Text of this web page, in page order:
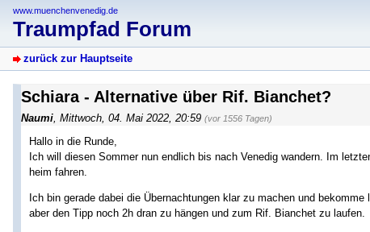
www.muenchenvenedig.de
Traumpfad Forum
zurück zur Hauptseite
Schiara - Alternative über Rif. Bianchet?
Naumi, Mittwoch, 04. Mai 2022, 20:59 (vor 1556 Tagen)
Hallo in die Runde,
Ich will diesen Sommer nun endlich bis nach Venedig wandern. Im
heim fahren.
Ich bin gerade dabei die Übernachtungen klar zu machen und
aber den Tipp noch 2h dran zu hängen und zum Rif. Bianchet zu laufen.